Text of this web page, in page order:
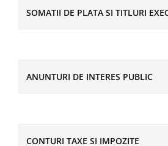
SOMATII DE PLATA SI TITLURI
ANUNTURI DE INTERES PUBLIC
CONTURI TAXE SI IMPOZITE